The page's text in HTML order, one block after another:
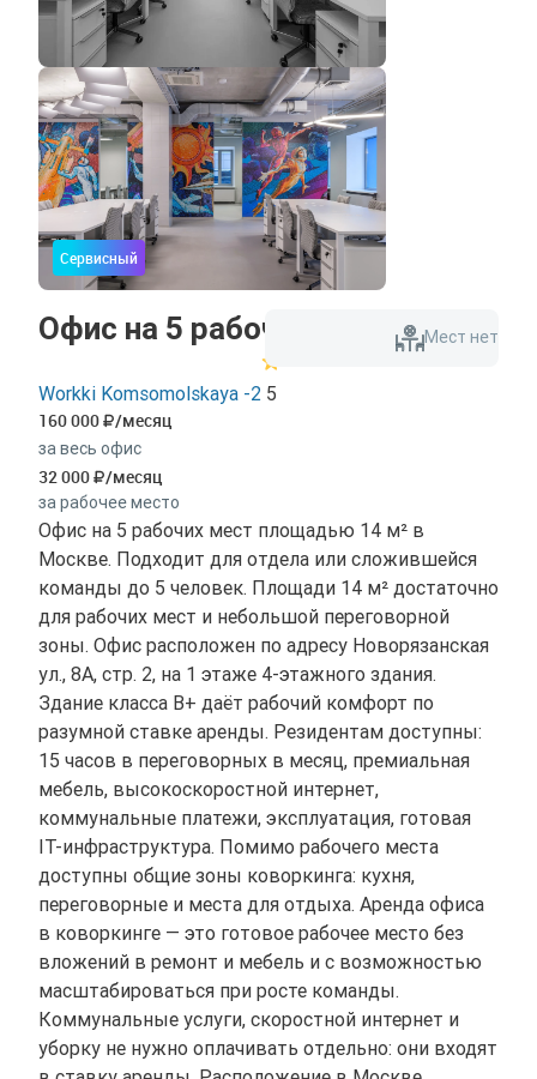
Сервисный
Офис на 5 рабочих мест
Workki Komsomolskaya -2 5
160 000 /месяц
за весь офис
32 000 /месяц
за рабочее место
Офис на 5 рабочих мест площадью 14 м² в
Москве. Подходит для отдела или сложившейся
команды до 5 человек. Площади 14 м² достаточно
для рабочих мест и небольшой переговорной
зоны. Офис расположен по адресу Новорязанская
ул., 8А, стр. 2, на 1 этаже 4-этажного здания.
Здание класса B+ даёт рабочий комфорт по
разумной ставке аренды. Резидентам доступны:
15 часов в переговорных в месяц, премиальная
мебель, высокоскоростной интернет,
коммунальные платежи, эксплуатация, готовая
IT-инфраструктура. Помимо рабочего места
доступны общие зоны коворкинга: кухня,
переговорные и места для отдыха. Аренда офиса
в коворкинге — это готовое рабочее место без
вложений в ремонт и мебель и с возможностью
масштабироваться при росте команды.
Коммунальные услуги, скоростной интернет и
уборку не нужно оплачивать отдельно: они входят
Мест нет